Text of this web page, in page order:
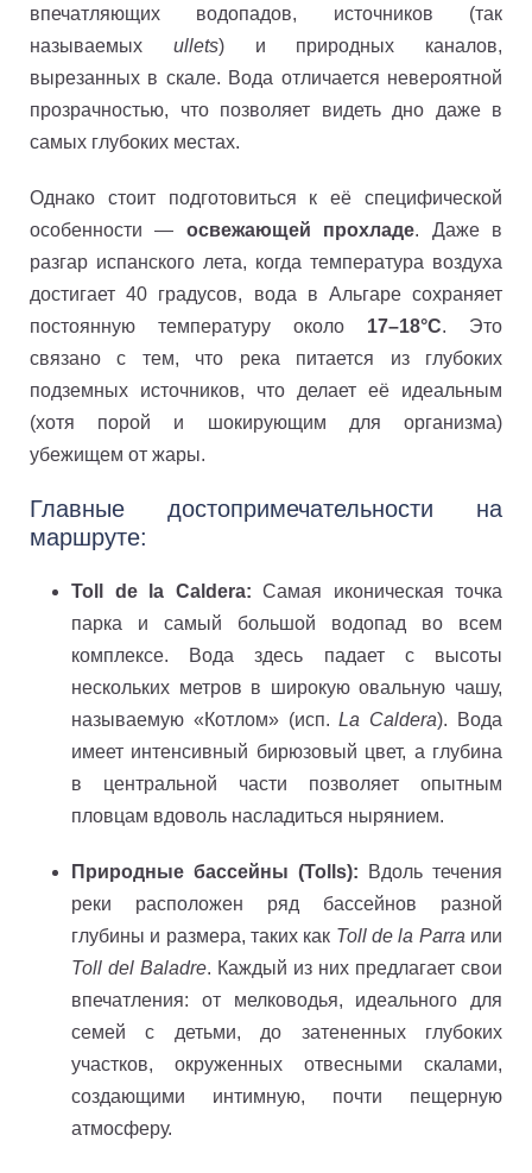
впечатляющих водопадов, источников (так
называемых ullets) и природных каналов,
вырезанных в скале. Вода отличается невероятной
прозрачностью, что позволяет видеть дно даже в
самых глубоких местах.
Однако стоит подготовиться к её специфической
особенности — освежающей прохладе. Даже в
разгар испанского лета, когда температура воздуха
достигает 40 градусов, вода в Альгаре сохраняет
постоянную температуру около 17–18°C. Это
связано с тем, что река питается из глубоких
подземных источников, что делает её идеальным
(хотя порой и шокирующим для организма)
убежищем от жары.
Главные достопримечательности на
маршруте:
Toll de la Caldera: Самая иконическая точка
парка и самый большой водопад во всем
комплексе. Вода здесь падает с высоты
нескольких метров в широкую овальную чашу,
называемую «Котлом» (исп.La Caldera). Вода
имеет интенсивный бирюзовый цвет, а глубина
в центральной части позволяет опытным
пловцам вдоволь насладиться нырянием.
Природные бассейны (Tolls): Вдоль течения
реки расположен ряд бассейнов разной
глубины и размера, таких как Toll de la Parra или
Toll del Baladre. Каждый из них предлагает свои
впечатления: от мелководья, идеального для
семей с детьми, до затененных глубоких
участков, окруженных отвесными скалами,
создающими интимную, почти пещерную
атмосферу.